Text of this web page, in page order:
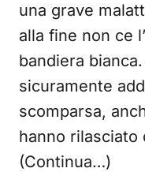
una grave
alla fine non ce
bandiera
sicuramente
scomparsa,
hanno rilasciato
(Continua…)